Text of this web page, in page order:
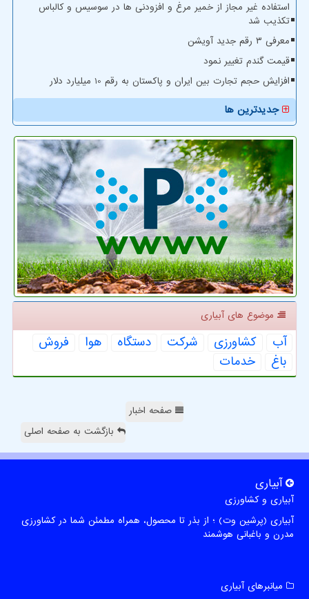
استفاده غیر مجاز از خمیر مرغ و افزودنی ها در سوسیس و کالباس
تکذیب شد
معرفی ۳ رقم جدید آویشن
قیمت گندم تغییر نمود
افزایش حجم تجارت بین ایران و پاکستان به رقم 10 میلیارد دلار
جدیدترین ها
موضوع های آبیاری
آب كشاورزی شركت دستگاه هوا
فروش
باغ
خدمات
صفحه اخبار
بازگشت به صفحه اصلی
آبیاری
آبیاری و کشاورزی
آبیاری (پرشین وت) ؛ از بذر تا محصول، همراه مطمئن شما در کشاورزی
مدرن و باغبانی هوشمند
میانبرهای آبیاری